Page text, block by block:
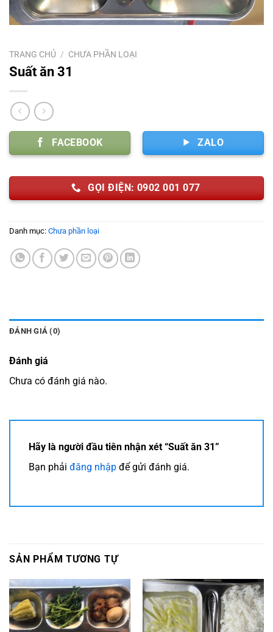
TRANG CHỦ / CHƯA PHẦN LOẠI
Suất ăn 31
FACEBOOK ZALO
GỌI ĐIỆN: 0902 001 077
Danh mục: Chưa phần loại
ĐÁNH GIÁ (0)
Đánh giá
Chưa có đánh giá nào.
Hãy là người đầu tiên nhận xét “Suất ăn 31”
Bạn phải đăng nhập để gửi đánh giá.
SẢN PHẨM TƯƠNG TỰ